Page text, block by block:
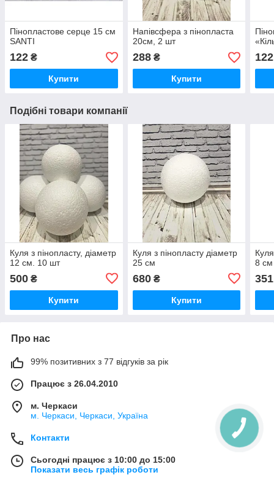
Пінопластове серце 15 см
SANTI
122 ₴
Купити
Напівсфера з пінопласта
20см, 2 шт
288₴
Купити
122
Подібні товари компанії
Куля з пінопласту, діаметр
12 см. 10 шт
500 ₴
Купити
Куля з пінопласту діаметр
25 см
680₴
Купити
8
351
Про нас
99% позитивних з 77 відгуків за рік
Працює з 26.04.2010
м. Черкаси
м. Черкаси, Черкаси, Україна
Контакти
Сьогодні працює з 10:00 до 15:00
Показати весь графік роботи